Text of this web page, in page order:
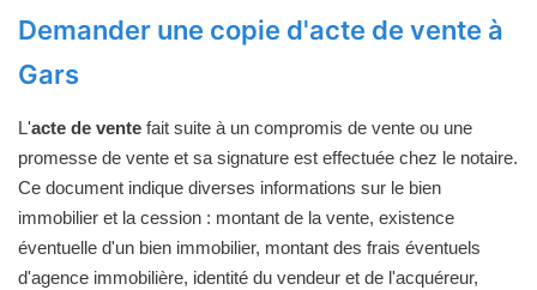
Demander une copie d'acte de vente à
Gars
L'acte de vente fait suite à un compromis de vente ou une
promesse de vente et sa signature est effectuée chez le notaire.
Ce document indique diverses informations sur le bien
immobilier et la cession : montant de la vente, existence
éventuelle d'un bien immobilier, montant des frais éventuels
d'agence immobilière, identité du vendeur et de l'acquéreur,